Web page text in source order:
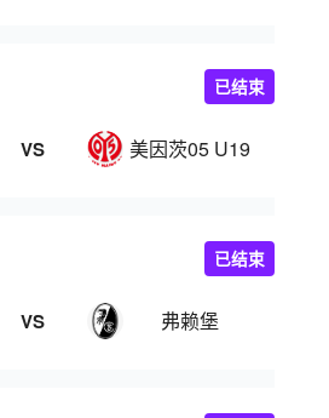
VS 美因茨05 U19
已结束
VS 弗赖堡
已结束